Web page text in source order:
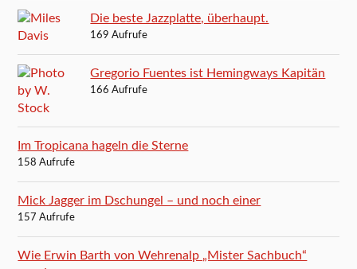
Die beste Jazzplatte, überhaupt.
169 Aufrufe
Gregorio Fuentes ist Hemingways Kapitän
166 Aufrufe
Im Tropicana hageln die Sterne
158 Aufrufe
Mick Jagger im Dschungel – und noch einer
157 Aufrufe
Wie Erwin Barth von Wehrenalp „Mister Sachbuch“